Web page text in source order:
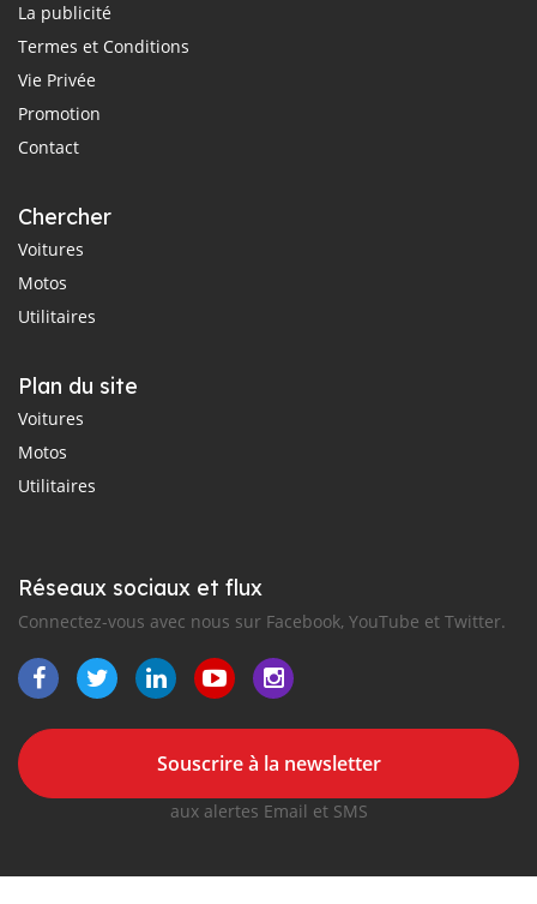
La publicité
Termes et Conditions
Vie Privée
Promotion
Contact
Chercher
Voitures
Motos
Utilitaires
Plan du site
Voitures
Motos
Utilitaires
Réseaux sociaux et flux
Connectez-vous avec nous sur Facebook, YouTube et Twitter.
Souscrire à la newsletter
aux alertes Email et SMS